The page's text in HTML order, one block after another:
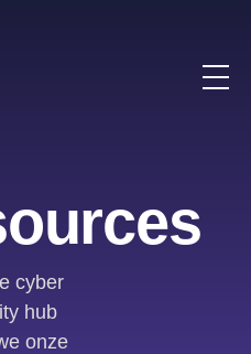
cyber
hub
onze